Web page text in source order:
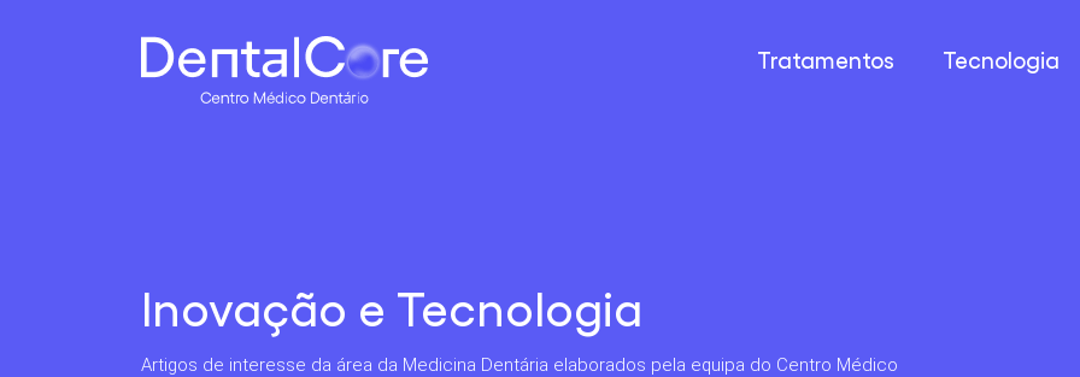
Tratamentos Tecnologia
Inovação e Tecnologia
Artigos de interesse da área da Medicina Dentária elaborados pela equipa do Centro Médico